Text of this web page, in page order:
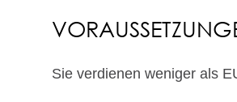
Sie verdienen weniger als